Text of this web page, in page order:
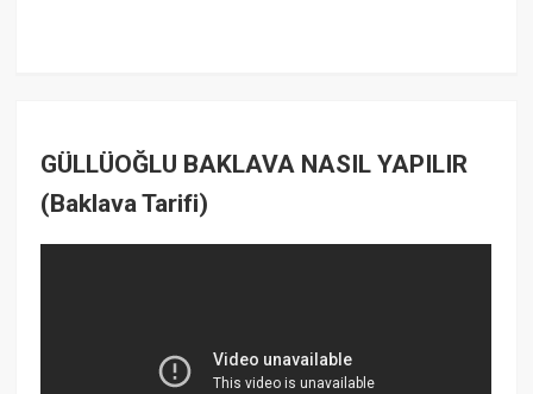
GÜLLÜOĞLU BAKLAVA NASIL YAPILIR
(Baklava Tarifi)